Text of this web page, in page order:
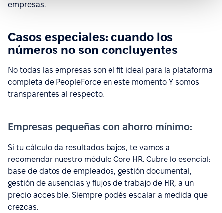
empresas.
Casos especiales: cuando los
números no son concluyentes
No todas las empresas son el fit ideal para la plataforma
completa de PeopleForce en este momento. Y somos
transparentes al respecto.
Empresas pequeñas con ahorro mínimo:
Si tu cálculo da resultados bajos, te vamos a
recomendar nuestro módulo Core HR. Cubre lo esencial:
base de datos de empleados, gestión documental,
gestión de ausencias y flujos de trabajo de HR, a un
precio accesible. Siempre podés escalar a medida que
crezcas.